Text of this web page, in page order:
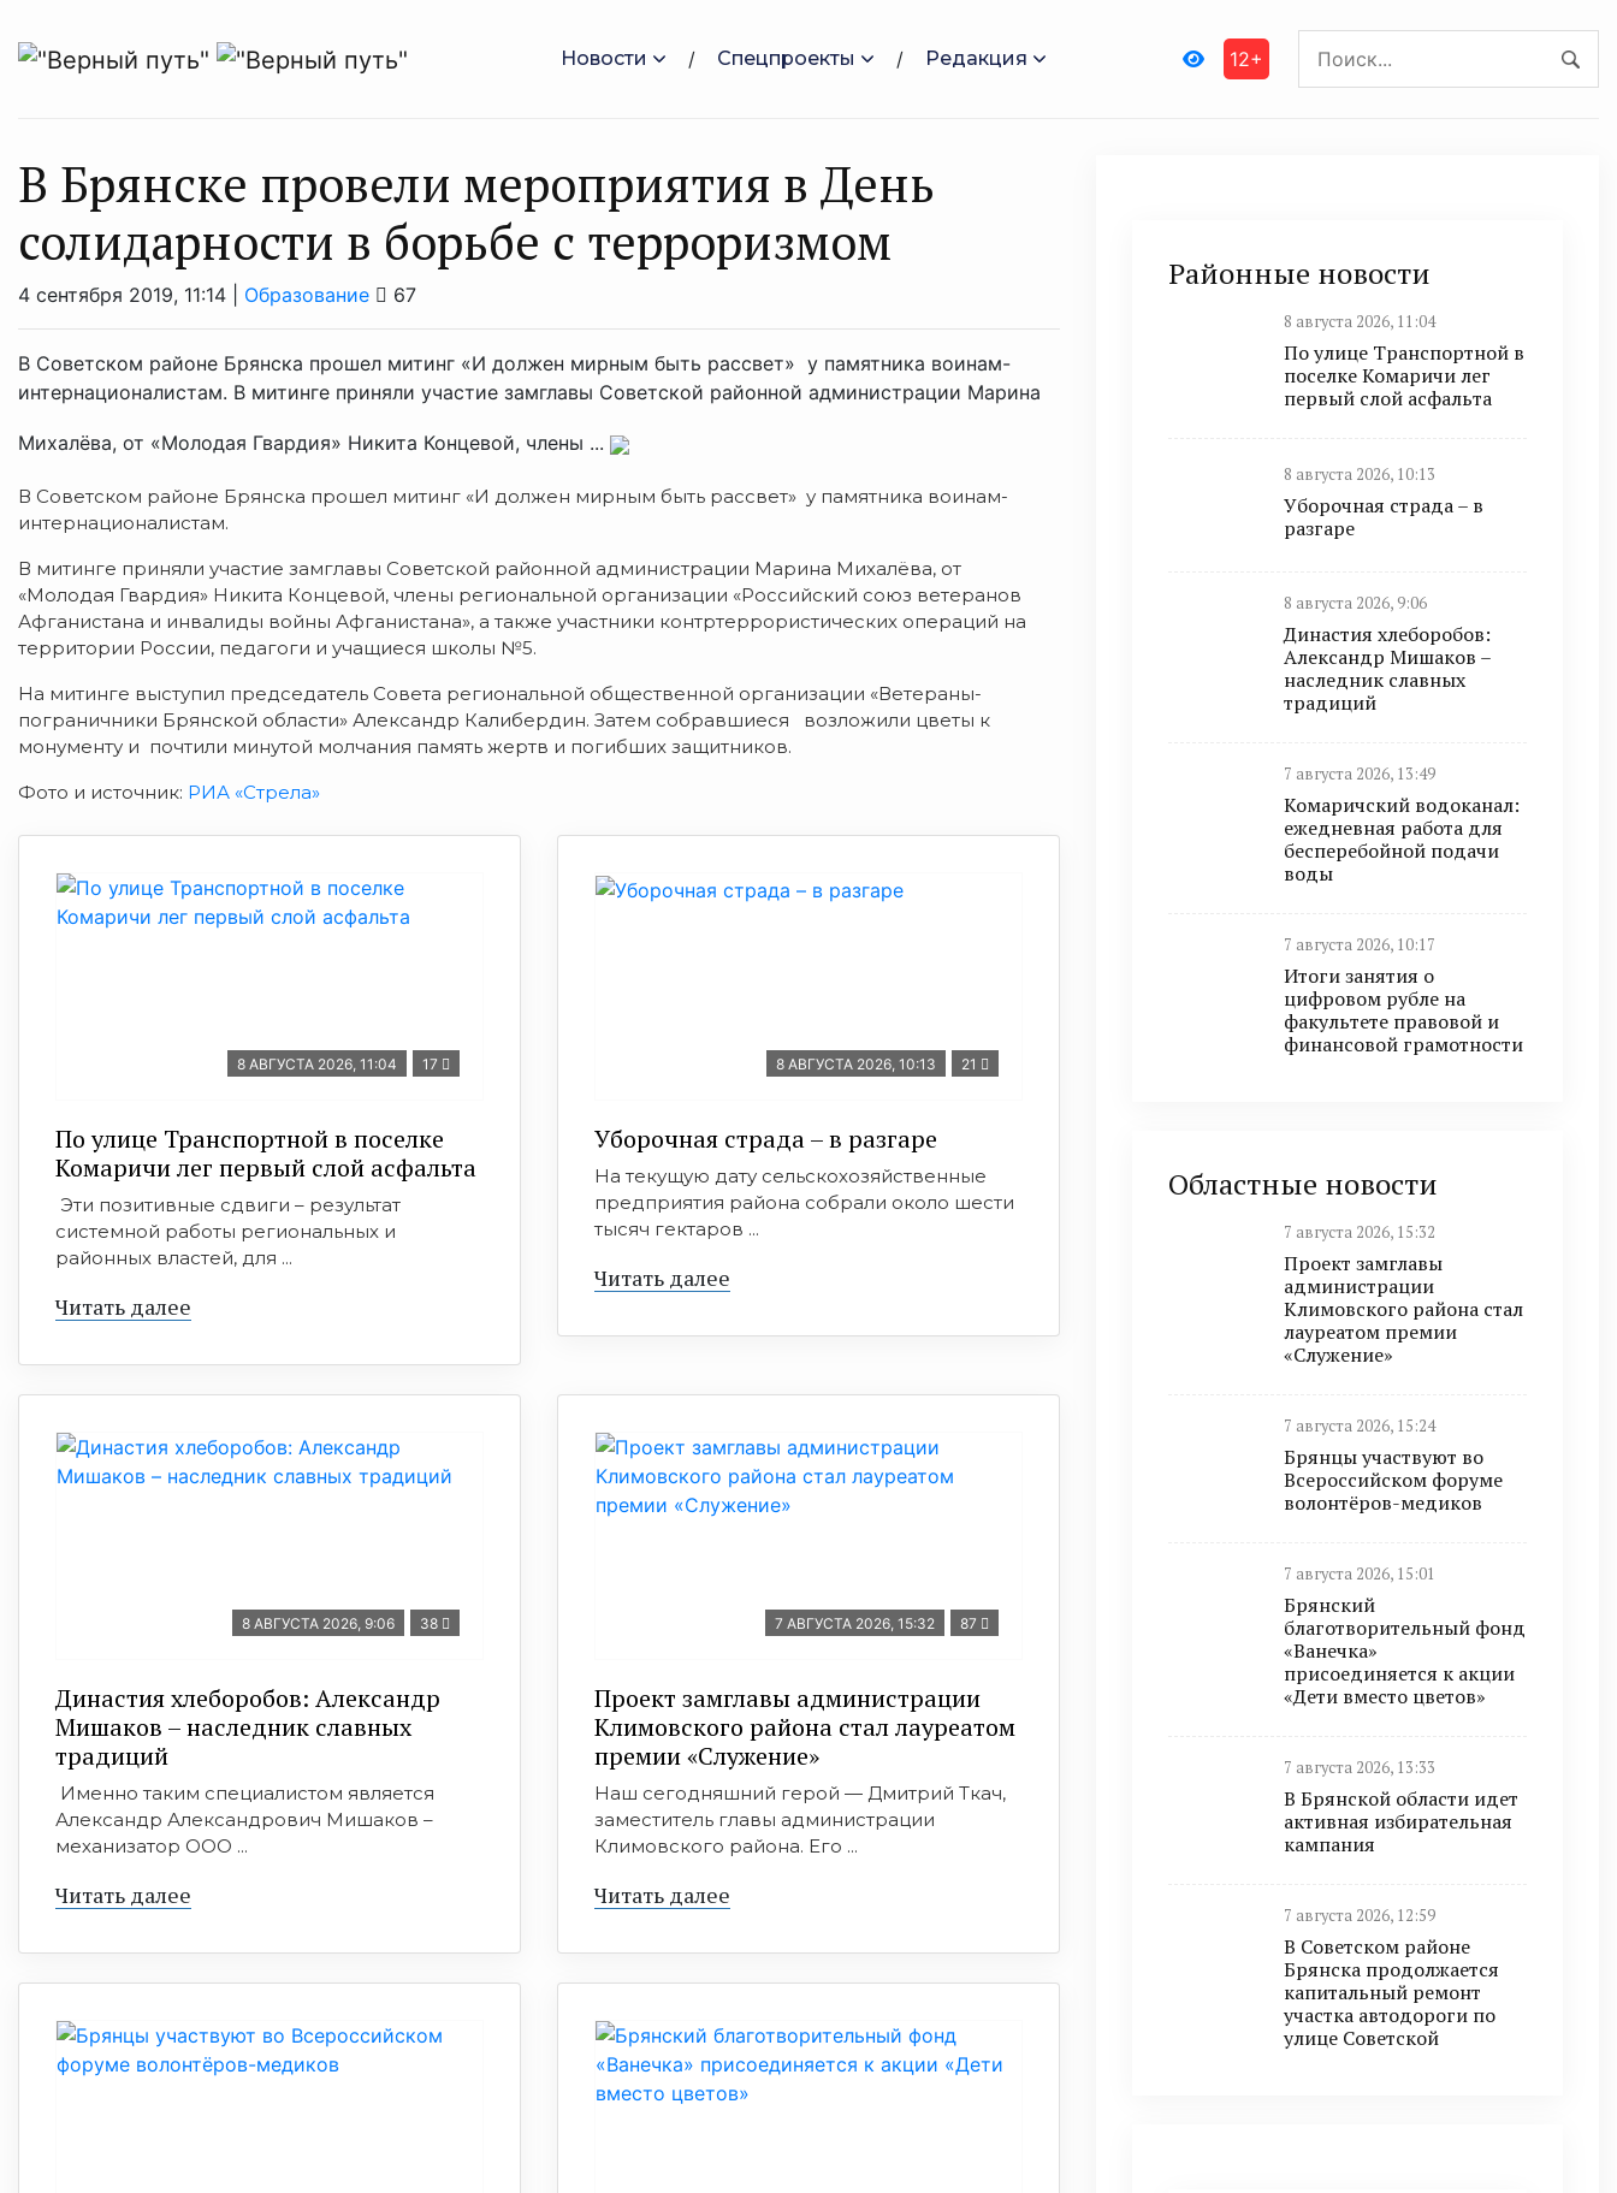
Новости Спецпроекты Редакция 12+
В Брянске провели мероприятия в День
солидарности в борьбе с терроризмом
4 сентября 2019, 11:14 | Образование 67
В Советском районе Брянска прошел митинг «И должен мирным быть рассвет» у памятника воинам-
интернационалистам. В митинге приняли участие замглавы Советской районной администрации Марина
Михалёва, от «Молодая Гвардия» Никита Концевой, члены ...
В Советском районе Брянска прошел митинг «И должен мирным быть рассвет» у памятника воинам-
интернационалистам.
В митинге приняли участие замглавы Советской районной администрации Марина Михалёва, от
«Молодая Гвардия» Никита Концевой, члены региональной организации «Российский союз ветеранов
Афганистана и инвалиды войны Афганистана», а также участники контртеррористических операций на
территории России, педагоги и учащиеся школы №5.
На митинге выступил председатель Совета региональной общественной организации «Ветераны-
пограничники Брянской области» Александр Калибердин. Затем собравшиеся возложили цветы к
монументу и почтили минутой молчания память жертв и погибших защитников.
Фото и источник: РИА «Стрела»
8 АВГУСТА 2026, 11:04 17
По улице Транспортной в поселке
Комаричи лег первый слой асфальта
Эти позитивные сдвиги – результат
системной работы региональных и
районных властей, для ...
Читать далее
8 АВГУСТА 2026, 10:13 21
Уборочная страда – в разгаре
На текущую дату сельскохозяйственные
предприятия района собрали около шести
тысяч гектаров ...
Читать далее
8 АВГУСТА 2026, 9:06 38
Династия хлеборобов: Александр
Мишаков – наследник славных
традиций
Именно таким специалистом является
Александр Александрович Мишаков –
механизатор ООО ...
Читать далее
7 АВГУСТА 2026, 15:32 87
Проект замглавы администрации
Климовского района стал лауреатом
премии «Служение»
Наш сегодняшний герой — Дмитрий Ткач,
заместитель главы администрации
Климовского района. Его ...
Читать далее
Районные новости
8 августа 2026, 11:04
По улице Транспортной в
поселке Комаричи лег
первый слой асфальта
8 августа 2026, 10:13
Уборочная страда – в
разгаре
8 августа 2026, 9:06
Династия хлеборобов:
Александр Мишаков –
наследник славных
традиций
7 августа 2026, 13:49
Комаричский водоканал:
ежедневная работа для
бесперебойной подачи
воды
7 августа 2026, 10:17
Итоги занятия о
цифровом рубле на
факультете правовой и
финансовой грамотности
Областные новости
7 августа 2026, 15:32
Проект замглавы
администрации
Климовского района стал
лауреатом премии
«Служение»
7 августа 2026, 15:24
Брянцы участвуют во
Всероссийском форуме
волонтёров-медиков
7 августа 2026, 15:01
Брянский
благотворительный фонд
«Ванечка»
присоединяется к акции
«Дети вместо цветов»
7 августа 2026, 13:33
В Брянской области идет
активная избирательная
кампания
7 августа 2026, 12:59
В Советском районе
Брянска продолжается
капитальный ремонт
участка автодороги по
улице Советской